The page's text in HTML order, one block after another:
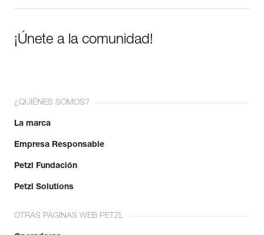
¡Únete a la comunidad!
¿QUIÉNES SOMOS?
La marca
Empresa Responsable
Petzl Fundación
Petzl Solutions
OTRAS PÁGINAS WEB PETZL